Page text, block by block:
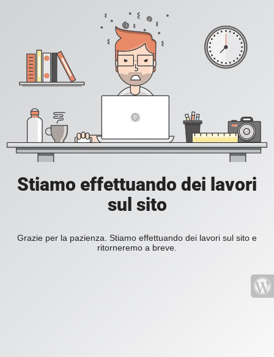
Stiamo effettuando dei lavori
sul sito
Grazie per la pazienza. Stiamo effettuando dei lavori sul sito e
ritorneremo a breve.